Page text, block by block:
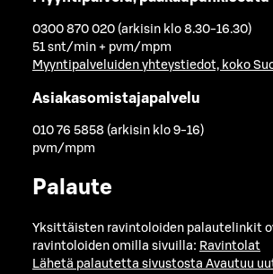
0300 870 020 (arkisin klo 8.30-16.30)
51 snt/min + pvm/mpm
Myyntipalveluiden yhteystiedot, koko
Asiakasomistajapalvelu
010 76 5858 (arkisin klo 9-16)
pvm/mpm
Palaute
Yksittäisten ravintoloiden palautelinkit
ravintoloiden omilla sivuilla: Ravintolat
Lähetä palautetta sivustosta Avautuu